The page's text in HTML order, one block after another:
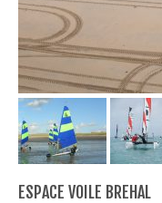
ESPACE VOILE BREHAL